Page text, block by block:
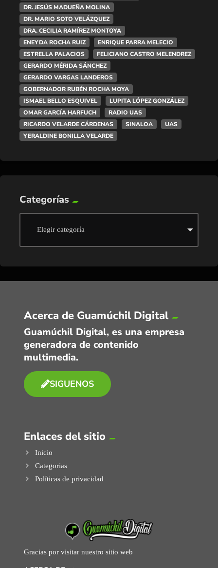
DR. JESÚS MADUEÑA MOLINA
DR. MARIO SOTO VELÁZQUEZ
DRA. CECILIA RAMÍREZ MONTOYA
ENEYDA ROCHA RUIZ
ENRIQUE PARRA MELECIO
ESTRELLA PALACIOS
FELICIANO CASTRO MELENDREZ
GERARDO MÉRIDA SÁNCHEZ
GERARDO VARGAS LANDEROS
GOBERNADOR RUBÉN ROCHA MOYA
ISMAEL BELLO ESQUIVEL
LUPITA LÓPEZ GONZÁLEZ
OMAR GARCÍA HARFUCH
RADIO UAS
RICARDO VELARDE CÁRDENAS
SINALOA
UAS
YERALDINE BONILLA VELARDE
Categorías
Acerca de Guamúchil Digital
Guamúchil Digital, es una empresa
generadora de contenido
multimedia.
SIGUENOS
Enlaces del sitio
Inicio
Categorias
Políticas de privacidad
Gracias por visitar nuestro sitio web